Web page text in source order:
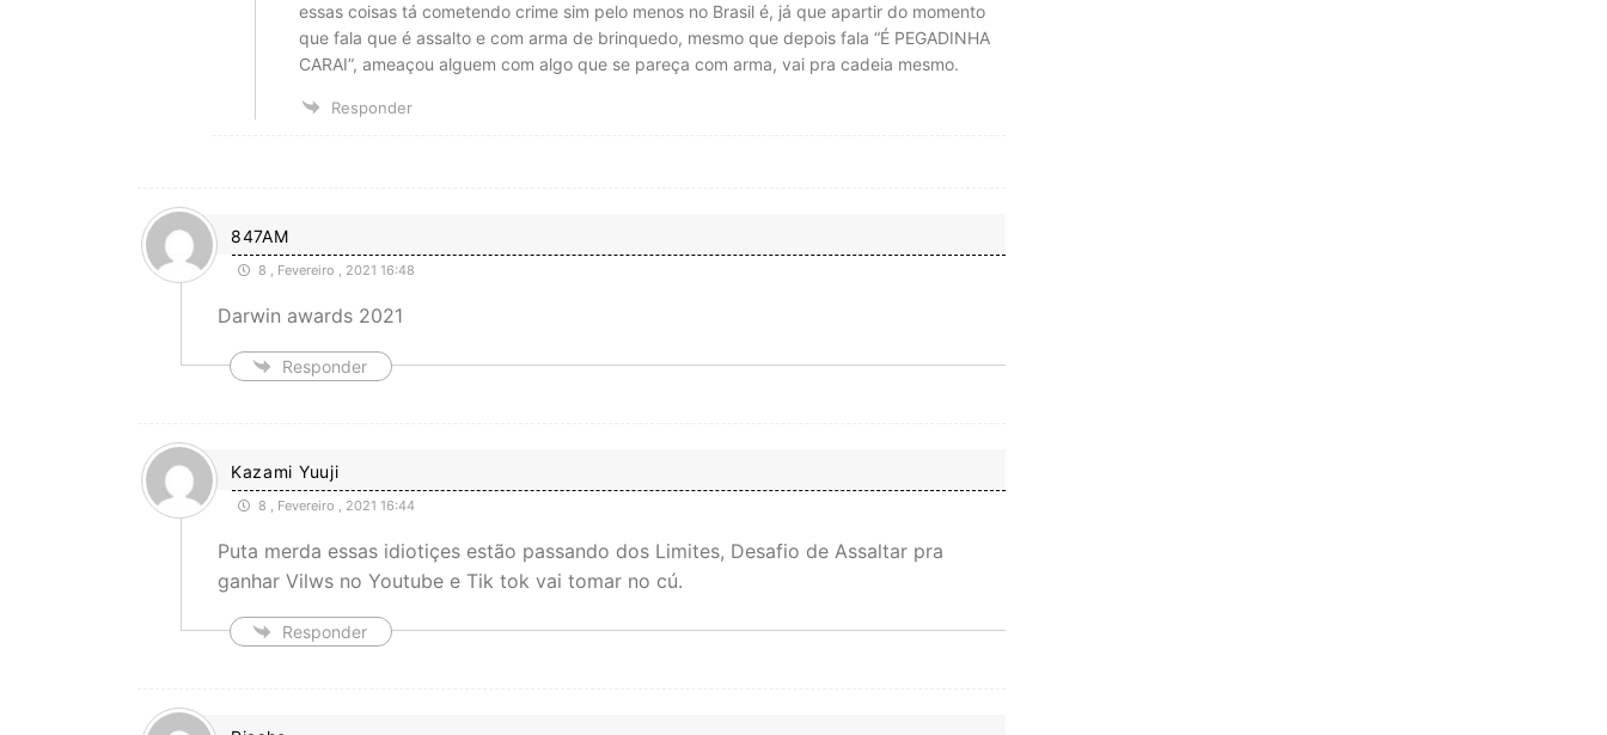
essas coisas tá cometendo crime sim pelo menos no Brasil é, já que apartir do momento
que fala que é assalto e com arma de brinquedo, mesmo que depois fala “É PEGADINHA
CARAI”, ameaçou alguem com algo que se pareça com arma, vai pra cadeia mesmo.
Responder
847AM
8 , Fevereiro , 2021 16:48
Darwin awards 2021
Responder
Kazami Yuuji
8 , Fevereiro , 2021 16:44
Puta merda essas idiotiçes estão passando dos Limites, Desafio de Assaltar pra
ganhar Vilws no Youtube e Tik tok vai tomar no cú.
Responder